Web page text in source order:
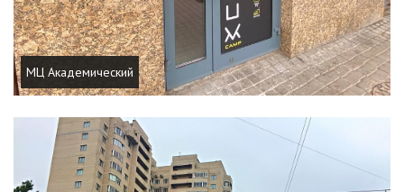
МЦ Академический